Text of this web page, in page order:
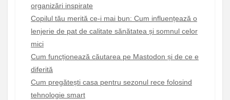
organizări inspirate
Copilul tău merită ce-i mai bun: Cum influențează o
lenjerie de pat de calitate sănătatea și somnul celor
mici
Cum funcționează căutarea pe Mastodon și de ce e
diferită
Cum pregătești casa pentru sezonul rece folosind
tehnologie smart